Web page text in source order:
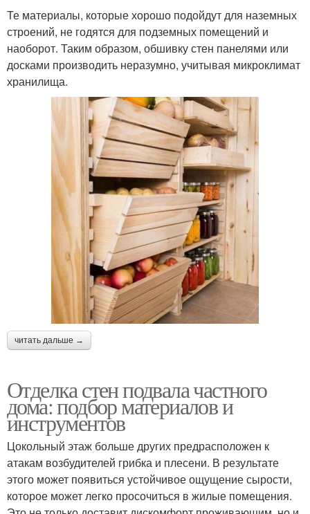
Те материалы, которые хорошо подойдут для наземных
строений, не годятся для подземных помещений и
наоборот. Таким образом, обшивку стен панелями или
досками производить неразумно, учитывая микроклимат
хранилища.
читать дальше →
Отделка стен подвала частного
дома: подбор материалов и
инструментов
Цокольный этаж больше других предрасположен к
атакам возбудителей грибка и плесени. В результате
этого может появиться устойчивое ощущение сырости,
которое может легко просочиться в жилые помещения.